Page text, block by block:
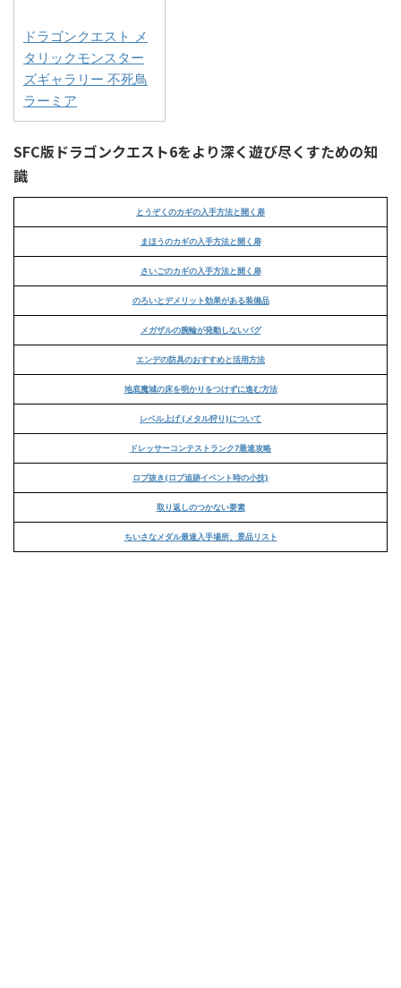
ドラゴンクエスト メ
タリックモンスター
ズギャラリー 不死鳥
ラーミア
SFC版ドラゴンクエスト6をより深く遊び尽くすための知
識
とうぞくのカギの入手方法と開く扉
まほうのカギの入手方法と開く扉
さいごのカギの入手方法と開く扉
のろいとデメリット効果がある装備品
メガザルの腕輪が発動しないバグ
エンデの防具のおすすめと活用方法
地底魔城の床を明かりをつけずに進む方法
レベル上げ (メタル狩り)について
ドレッサーコンテストランク7最速攻略
ロブ抜き(ロブ追跡イベント時の小技)
取り返しのつかない要素
ちいさなメダル最速入手場所、景品リスト